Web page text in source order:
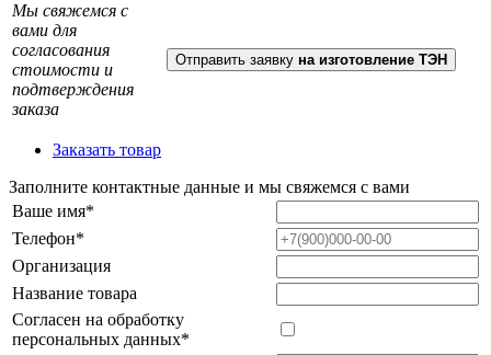
Мы свяжемся с
вами для
согласования
стоимости и
подтверждения
заказа
Отправить заявку на изготовление ТЭН
Заказать товар
Заполните контактные данные и мы свяжемся с вами
Ваше имя*
Телефон*
Организация
Название товара
Согласен на обработку
персональных данных*